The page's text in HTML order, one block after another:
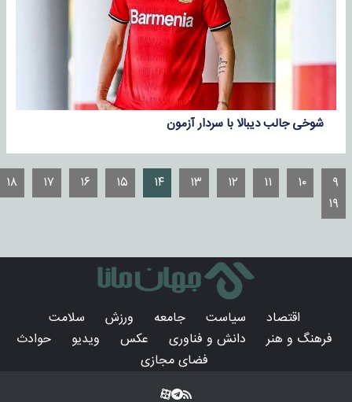
شوخی جالب دیبالا با سردار آزمون
۱۲ ۱۳ ۱۴ ۱۵ ۱۶ ۱۷
۱۸
۱۹
اقتصاد سیاست جامعه ورزش
سلامت
فرهنگ و هنر
دانش و فناوری عکس ویدیو
حوادث
فضای مجازی